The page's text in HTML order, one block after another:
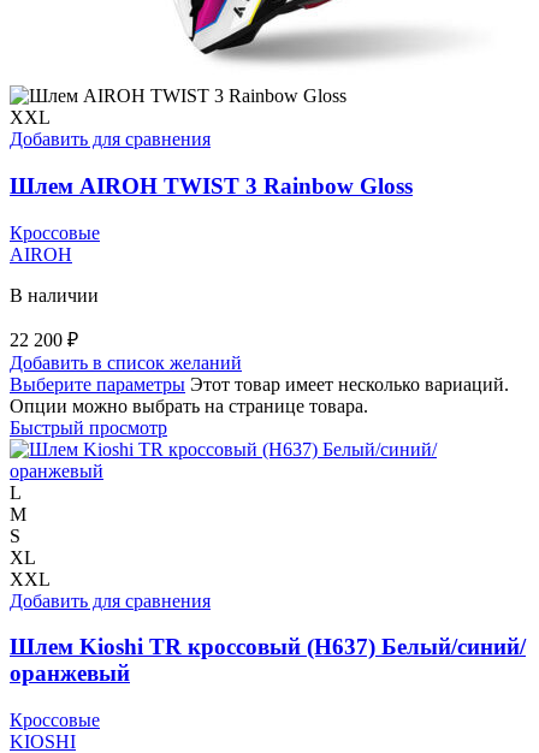
XXL
Добавить для сравнения
Шлем AIROH TWIST 3 Rainbow Gloss
Кроссовые
AIROH
В наличии
22 200 ₽
Добавить в список желаний
Выберите параметры Этот товар имеет несколько вариаций.
Опции можно выбрать на странице товара.
Быстрый просмотр
L
M
S
XL
XXL
Добавить для сравнения
Шлем Kioshi TR кроссовый (H637) Белый/синий/
оранжевый
Кроссовые
KIOSHI